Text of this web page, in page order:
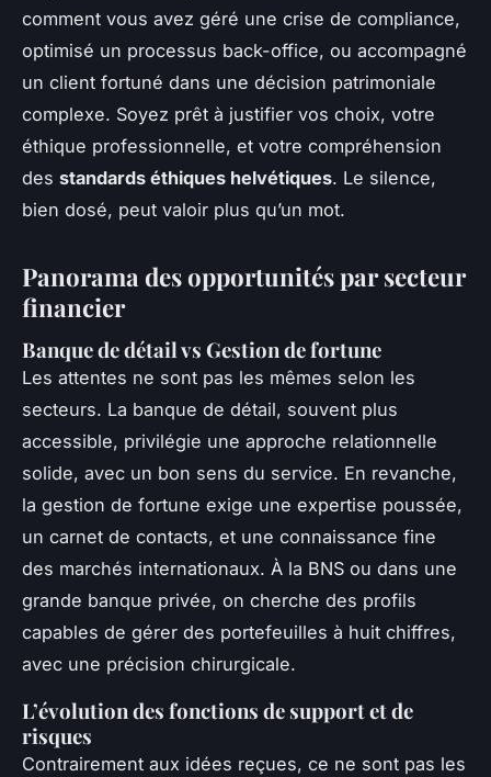
comment vous avez géré une crise de compliance,
optimisé un processus back-office, ou accompagné
un client fortuné dans une décision patrimoniale
complexe. Soyez prêt à justifier vos choix, votre
éthique professionnelle, et votre compréhension
des standards éthiques helvétiques. Le silence,
bien dosé, peut valoir plus qu’un mot.
Panorama des opportunités par secteur
financier
Banque de détail vs Gestion de fortune
Les attentes ne sont pas les mêmes selon les
secteurs. La banque de détail, souvent plus
accessible, privilégie une approche relationnelle
solide, avec un bon sens du service. En revanche,
la gestion de fortune exige une expertise poussée,
un carnet de contacts, et une connaissance fine
des marchés internationaux. À la BNS ou dans une
grande banque privée, on cherche des profils
capables de gérer des portefeuilles à huit chiffres,
avec une précision chirurgicale.
L’évolution des fonctions de support et de
risques
Contrairement aux idées reçues, ce ne sont pas les